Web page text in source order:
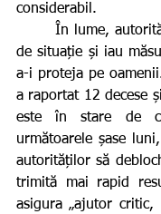
considerabil.
de situație și iau
a-i proteja pe
a raportat 12 decese
este în stare de
următoarele șase
autorităților să
trimită mai rapid
asigura „ajutor critic,